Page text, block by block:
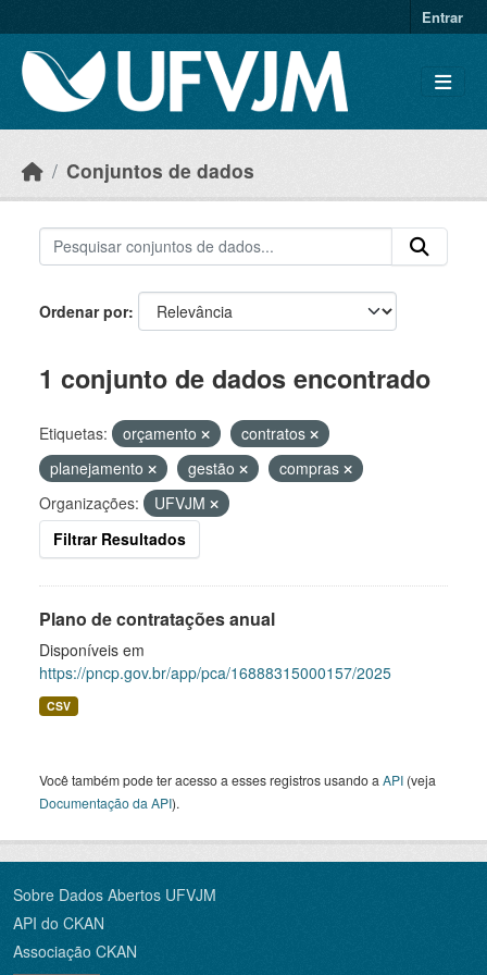
Entrar
Conjuntos de dados
Ordenar por
1 conjunto de dados encontrado
Etiquetas: orçamento
contratos
planejamento
gestão
compras
Organizações:
UFVJM
Filtrar Resultados
Plano de contratações anual
Disponíveis em
https://pncp.gov.br/app/pca/16888315000157/2025
CSV
Você também pode ter acesso a esses registros usando a API (veja
Documentação da API).
Sobre Dados Abertos UFVJM
API do CKAN
Associação CKAN